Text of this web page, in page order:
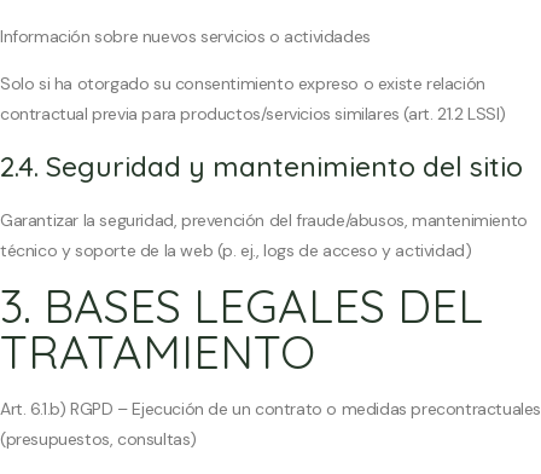
Información sobre nuevos servicios o actividades
Solo si ha otorgado su consentimiento expreso o existe relación
contractual previa para productos/servicios similares (art. 21.2 LSSI)
2.4. Seguridad y mantenimiento del sitio
Garantizar la seguridad, prevención del fraude/abusos, mantenimiento
técnico y soporte de la web (p. ej., logs de acceso y actividad)
3. BASES LEGALES DEL
TRATAMIENTO
Art. 6.1.b) RGPD – Ejecución de un contrato o medidas precontractuales
(presupuestos, consultas)